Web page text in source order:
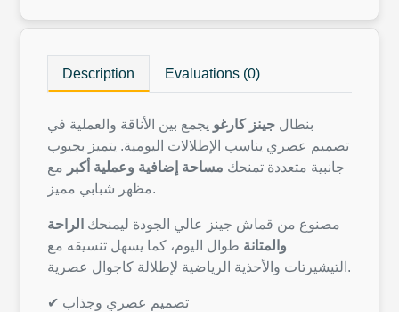
Description Evaluations (0)
بنطال جينز كارغو يجمع بين الأناقة والعملية في
تصميم عصري يناسب الإطلالات اليومية. يتميز بجيوب
جانبية متعددة تمنحك مساحة إضافية وعملية أكبر مع
مظهر شبابي مميز.
مصنوع من قماش جينز عالي الجودة ليمنحك الراحة
والمتانة طوال اليوم، كما يسهل تنسيقه مع
التيشيرتات والأحذية الرياضية لإطلالة كاجوال عصرية.
✔ تصميم عصري وجذاب